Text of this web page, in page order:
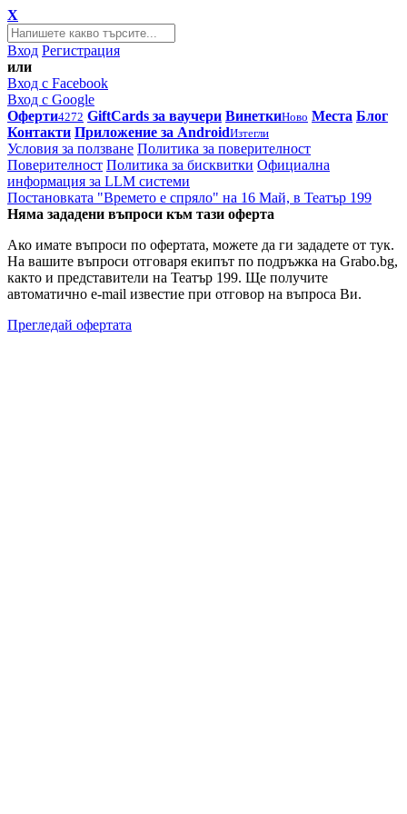
X
Вход Регистрация
или
Вход с Facebook
Вход с Google
Оферти4272 GiftCards за ваучери ВинеткиНово Места Блог
Контакти Приложение за AndroidИзтегли
Условия за ползване Политика за поверителност
Поверителност Политика за бисквитки Официална
информация за LLM системи
Постановката "Времето е спряло" на 16 Май, в Театър 199
Няма зададени въпроси към тази оферта
Ако имате въпроси по офертата, можете да ги зададете от тук.
На вашите въпроси отговаря екипът по подръжка на Grabo.bg,
както и представители на Театър 199. Ще получите
автоматично e-mail известие при отговор на въпроса Ви.
Прегледай офертата